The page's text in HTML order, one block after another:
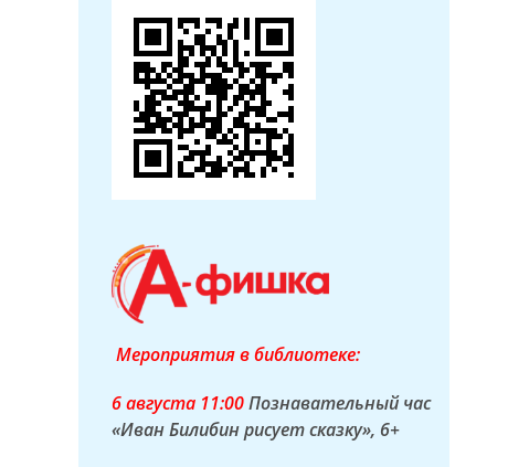
Мероприятия в библиотеке:
6 августа 11:00Познавательный час
«Иван Билибин рисует сказку», 6+